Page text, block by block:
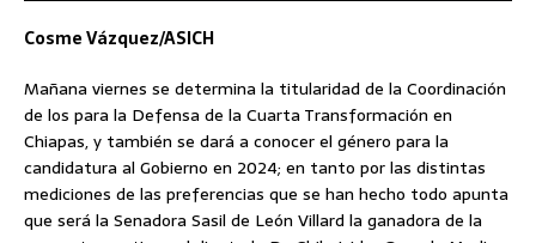
Cosme Vázquez/ASICH
Mañana viernes se determina la titularidad de la Coordinación
de los para la Defensa de la Cuarta Transformación en
Chiapas, y también se dará a conocer el género para la
candidatura al Gobierno en 2024; en tanto por las distintas
mediciones de las preferencias que se han hecho todo apunta
que será la Senadora Sasil de León Villard la ganadora de la